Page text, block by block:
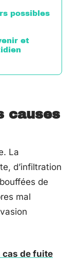
possibles
et
causes
La
d’infiltration
de
mal
cas de fuite